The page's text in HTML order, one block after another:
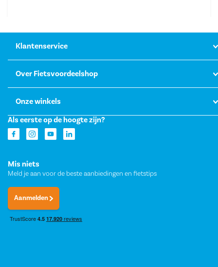
Klantenservice
Over Fietsvoordeelshop
Onze winkels
Als eerste op de hoogte zijn?
Mis niets
Meld je aan voor de beste aanbiedingen en fietstips
Aanmelden